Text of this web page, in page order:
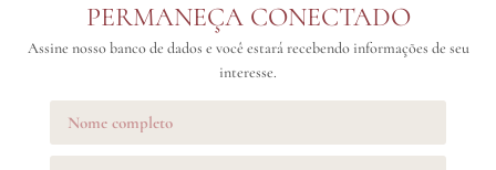
PERMANEÇA CONECTADO
Assine nosso banco de dados e você estará recebendo informações de seu
interesse.